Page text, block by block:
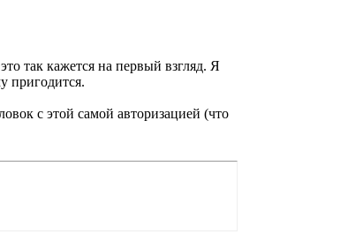
так кажется на первый взгляд. Я
пригодится.
с этой самой авторизацией (что